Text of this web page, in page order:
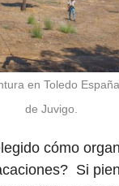
en Toledo
de Juvigo.
cómo
Si